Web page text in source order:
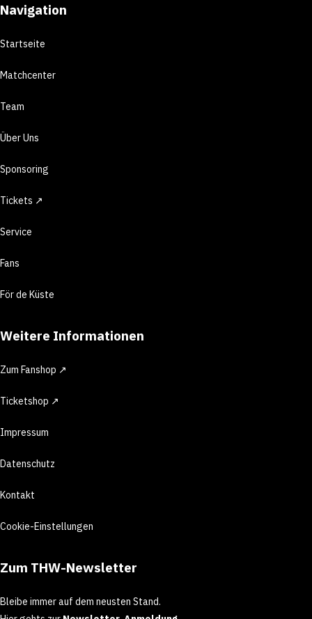
Navigation
Startseite
Matchcenter
Team
Über Uns
Sponsoring
Tickets ↗
Service
Fans
För de Küste
Weitere Informationen
Zum Fanshop ↗
Ticketshop ↗
Impressum
Datenschutz
Kontakt
Cookie-Einstellungen
Zum THW-Newsletter
Bleibe immer auf dem neusten Stand.